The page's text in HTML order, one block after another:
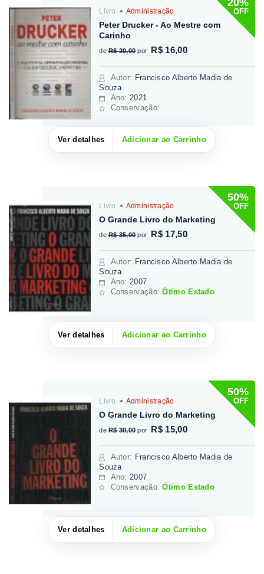
OFF
Livro Administração
Peter Drucker - Ao Mestre com
Carinho
de R$ 20,00 por R$ 16,00
Autor: Francisco Alberto Madia de
Souza
Ano: 2021
Conservação:
Ver detalhes Adicionar ao Carrinho
50%
OFF
Livro Administração
O Grande Livro do Marketing
de R$ 35,00 por R$ 17,50
Autor: Francisco Alberto Madia de
Souza
Ano: 2007
Conservação:Ótimo Estado
Ver detalhes Adicionar ao Carrinho
50%
OFF
Livro Administração
O Grande Livro do Marketing
de R$ 30,00 por R$ 15,00
Autor: Francisco Alberto Madia de
Souza
Ano: 2007
Conservação:Ótimo Estado
Ver detalhes Adicionar ao Carrinho